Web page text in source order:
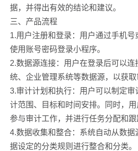
据，并得出有效的结论和建议。
三、产品流程
1.用户注册和登录：用户通过手机
使用账号密码登录小程序。
2.数据源连接：用户在登录后可以连
统、企业管理系统等数据源，以获取
3.审计计划和执行：用户可以制定审
计范围、目标和时间安排。同时，
参与审计工作，并进行任务分配和跟
4.数据收集和整合：系统自动从数据
据设定的分类规则进行整合和分类。